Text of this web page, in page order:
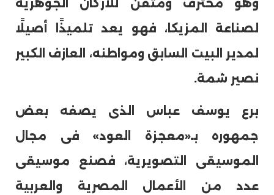
وهو محترف ومتقن للأركان الجوهرية
لصناعة المزيكا، فهو يعد تلميذًا أصيلًا
لمدير البيت السابق ومواطنه، العازف الكبير
نصير شمة.
برع يوسف عباس الذى يصفه بعض
جمهوره بـ«معجزة العود» فى مجال
الموسيقى التصويرية، فصنع موسيقى
عدد من الأعمال المصرية والعربية